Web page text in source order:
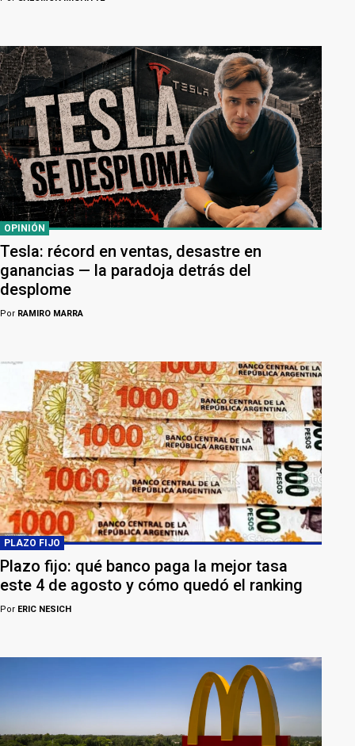
OPINIÓN
Tesla: récord en ventas, desastre en
ganancias — la paradoja detrás del
desplome
Por RAMIRO MARRA
PLAZO FIJO
Plazo fijo: qué banco paga la mejor tasa
este 4 de agosto y cómo quedó el ranking
Por ERIC NESICH